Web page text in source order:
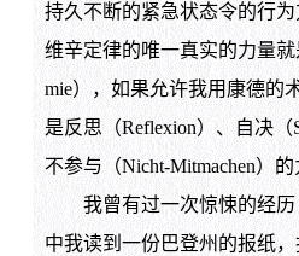
持久不断的紧急状态令的行
维辛定律的唯一真实的力量就
mie），如果允许我用康德的
是反思（Reflexion）、自决（
不参与（Nicht-Mitmachen）的
我曾有过一次惊悚的经历
中我读到一份巴登州的报纸